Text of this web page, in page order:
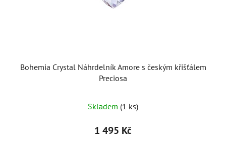
Bohemia Crystal Náhrdelník Amore s českým křišťálem
Preciosa
Skladem (1 ks)
1 495 Kč